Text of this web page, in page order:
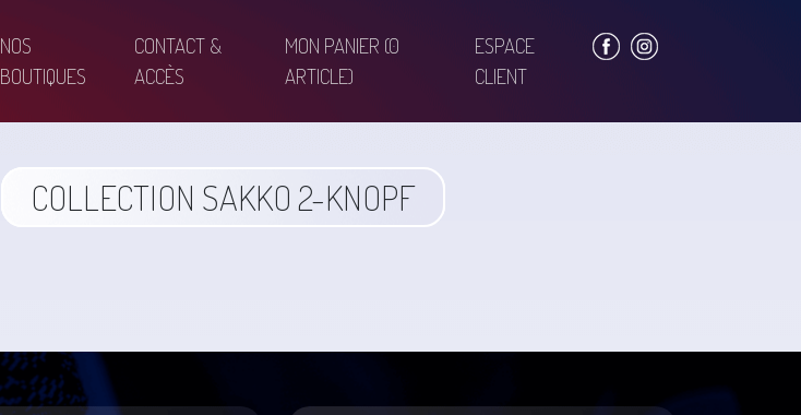
NOS
BOUTIQUES
CONTACT &
ACCÈS
MON PANIER (0
ARTICLE)
ESPACE
CLIENT
COLLECTION SAKKO 2-KNOPF